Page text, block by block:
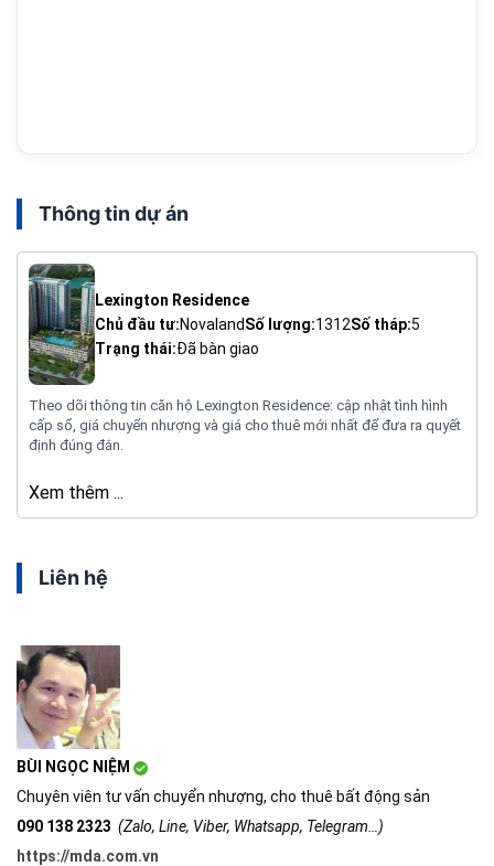
Thông tin dự án
Lexington Residence
Chủ đầu tư:NovalandSố lượng:1312Số tháp:5
Trạng thái:Đã bàn giao
Theo dõi thông tin căn hộ Lexington Residence: cập nhật tình hình
cấp sổ, giá chuyển nhượng và giá cho thuê mới nhất để đưa ra quyết
định đúng đắn.
Xem thêm ...
Liên hệ
BÙI NGỌC NIỆM
Chuyên viên tư vấn chuyển nhượng, cho thuê bất động sản
090 138 2323 (Zalo, Line, Viber, Whatsapp, Telegram…)
https://mda.com.vn